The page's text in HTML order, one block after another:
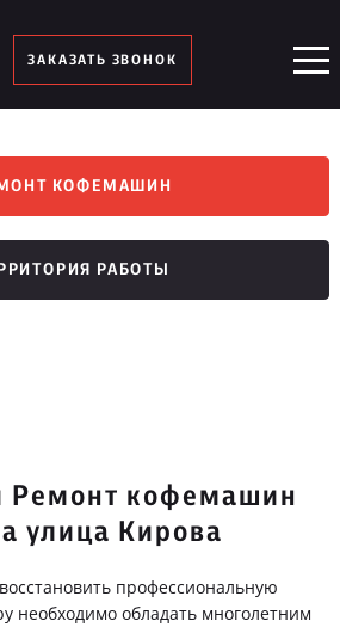
ЗАКАЗАТЬ ЗВОНОК
КОФЕМАШИН
РАБОТЫ
Ремонт кофемашин
улица Кирова
профессиональную
необходимо обладать многолетним